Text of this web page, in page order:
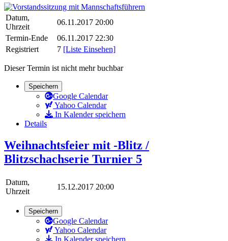
Datum,
Uhrzeit
06.11.2017 20:00
Termin-Ende
06.11.2017 22:30
Registriert
7 [Liste Einsehen]
Dieser Termin ist nicht mehr buchbar
Speichern
Google Calendar
Yahoo Calendar
In Kalender speichern
Details
Weihnachtsfeier mit -Blitz /
Blitzschachserie Turnier 5
Datum,
Uhrzeit
15.12.2017 20:00
Speichern
Google Calendar
Yahoo Calendar
In Kalender speichern